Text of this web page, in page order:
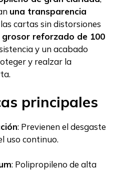
una transparencia
cartas sin distorsiones
grosor reforzado de 100
y un acabado
y realzar la
principales
: Previenen el desgaste
uso continuo.
: Polipropileno de alta